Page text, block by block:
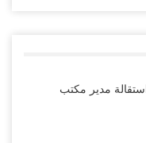
مدير مكتب